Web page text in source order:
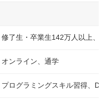
修了生・卒業生142万人以上、
オンライン、通学
プログラミングスキル習得、DX